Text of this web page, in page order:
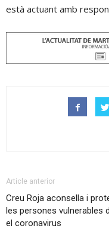
està actuant amb
Article anterior
Creu Roja aconsella i
les persones vulnerables
el coronavirus